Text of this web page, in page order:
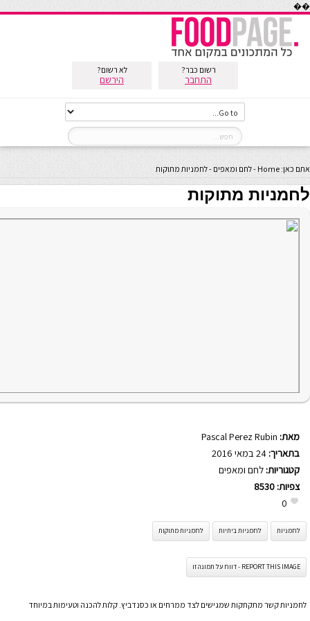
��
רשום כבר?
התחבר
לא רשום?
הירשם
אתם כאן: Home
-לחם ומאפים -לחמניות מתוקות
לחמניות מתוקות
מאת: Pascal Perez Rubin
בתאריך:
קטגוריות: לחם ומאפים
צפיות: 8530
0
לחמניות לחמניות ביתיות לחמניות מתוקות
REPORT THIS IMAGE - דווח על תמונה זו
לחמניות קשר מתקתקות שמגישים לצד ממרחים או כסנדביץ. קלות להכנה וטעימות במיוחד